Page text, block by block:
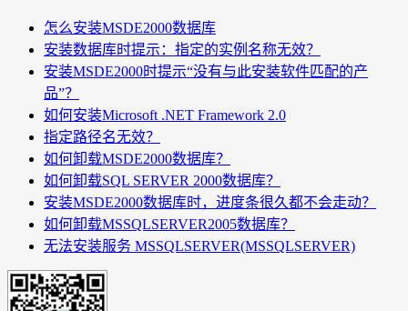
怎么安装MSDE2000数据库
安装数据库时提示：指定的实例名称无效？
安装MSDE2000时提示“没有与此安装软件匹配的产
品”？
如何安装Microsoft .NET Framework 2.0
指定路径名无效？
如何卸载MSDE2000数据库？
如何卸载SQL SERVER 2000数据库？
安装MSDE2000数据库时，进度条很久都不会走动？
如何卸载MSSQLSERVER2005数据库？
无法安装服务 MSSQLSERVER(MSSQLSERVER)